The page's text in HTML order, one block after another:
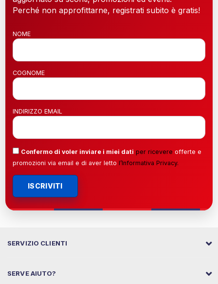
Perché non approfittarne, registrati subito è gratis!
NOME
COGNOME
INDIRIZZO EMAIL
Confermo di voler inviare i miei dati per ricevere offerte e
promozioni via email e di aver letto l’Informativa Privacy.
ISCRIVITI
SERVIZIO CLIENTI
SERVE AIUTO?